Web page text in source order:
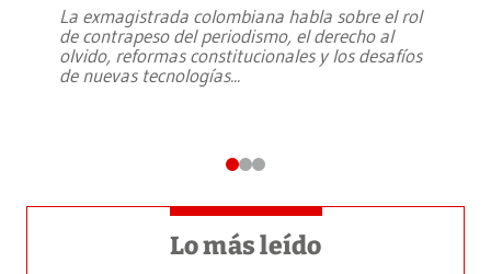
La exmagistrada colombiana habla sobre el rol
de contrapeso del periodismo, el derecho al
olvido, reformas constitucionales y los desafíos
de nuevas tecnologías...
Lo más leído